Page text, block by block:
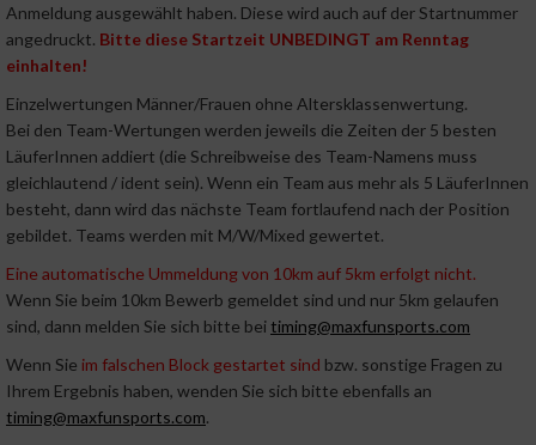
Anmeldung ausgewählt haben. Diese wird auch auf der Startnummer
angedruckt. Bitte diese Startzeit UNBEDINGT am Renntag
einhalten!
Einzelwertungen Männer/Frauen ohne Altersklassenwertung.
Bei den Team-Wertungen werden jeweils die Zeiten der 5 besten
LäuferInnen addiert (die Schreibweise des Team-Namens muss
gleichlautend / ident sein). Wenn ein Team aus mehr als 5 LäuferInnen
besteht, dann wird das nächste Team fortlaufend nach der Position
gebildet. Teams werden mit M/W/Mixed gewertet.
Eine automatische Ummeldung von 10km auf 5km erfolgt nicht.
Wenn Sie beim 10km Bewerb gemeldet sind und nur 5km gelaufen
sind, dann melden Sie sich bitte bei timing@maxfunsports.com
Wenn Sie im falschen Block gestartet sind bzw. sonstige Fragen zu
Ihrem Ergebnis haben, wenden Sie sich bitte ebenfalls an
timing@maxfunsports.com.